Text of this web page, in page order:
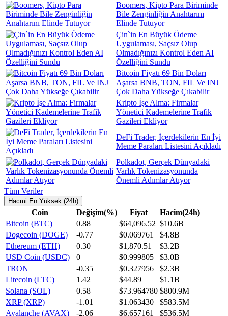
Boomers, Kipto Para Biriminde
Bile Zenginliğin Anahtarını
Elinde Tutuyor
Çin`in En Büyük Ödeme
Uygulaması, Saçsız Olup
Olmadığınızı Kontrol Eden AI
Özelliğini Sundu
Bitcoin Fiyatı 69 Bin Doları
Aşarsa BNB, TON, FIL Ve INJ
Çok Daha Yükseğe Çıkabilir
Kripto İşe Alma: Firmalar
Yönetici Kademelerine Trafik
Gazileri Ekliyor
DeFi Trader, İçerdekilerin En İyi
Meme Paraları Listesini Açıkladı
Polkadot, Gerçek Dünyadaki
Varlık Tokenizasyonunda
Önemli Adımlar Atıyor
Tüm Veriler
Hacmi En Yüksek (24h)
Coin Değişim(%) Fiyat
Hacim(24h)
Bitcoin (BTC)
0.88 $64,096.52 $10.6B
Dogecoin (DOGE)
-0.77 $0.069761
$4.8B
Ethereum (ETH)
0.30 $1,870.51
$3.2B
USD Coin (USDC)
0 $0.999805
$3.0B
TRON
-0.35 $0.327956
$2.3B
Litecoin (LTC)
1.42 $44.89
$1.1B
Solana (SOL)
0.58 $73.964780 $800.9M
XRP (XRP)
-1.01 $1.063430
$583.5M
Avalanche (AVAX)
-2.06 $6.657161
$536.5M